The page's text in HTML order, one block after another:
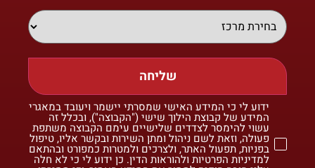
שליחה
ידוע לי כי המידע האישי שמסרתי יישמר ויעובד במאגרי
המידע של קבוצת הילוך שישי ("הקבוצה"), ובכלל זה
עשוי להימסר לצדדים שלישיים עימם הקבוצה משתפת
פעולה, וזאת לשם ניהול ומתן השירות ובקשר אליו, טיפול
בפניות, תפעול האתר, ולצרכים ולמטרות כמפורט ובהתאם
למדיניות הפרטיות ולהוראות הדין. כן ידוע לי כי לא חלה